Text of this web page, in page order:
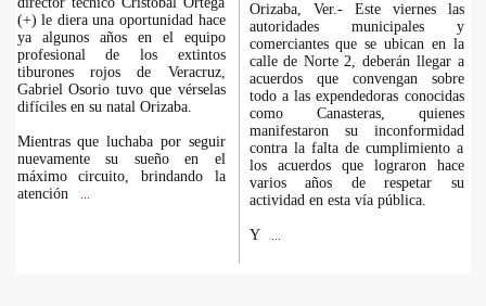
(+) le diera una oportunidad hace
ya algunos años en el equipo
profesional de los extintos
tiburones rojos de Veracruz,
Gabriel Osorio tuvo que vérselas
difíciles en su natal Orizaba.
Mientras que luchaba por seguir
nuevamente su sueño en el
máximo circuito, brindando la
atención
Orizaba, Ver.- Este viernes las
autoridades municipales y
comerciantes que se ubican en la
calle de Norte 2, deberán llegar a
acuerdos que convengan sobre
todo a las expendedoras conocidas
como Canasteras, quienes
manifestaron su inconformidad
contra la falta de cumplimiento a
los acuerdos que lograron hace
varios años de respetar su
actividad en esta vía pública.
Y